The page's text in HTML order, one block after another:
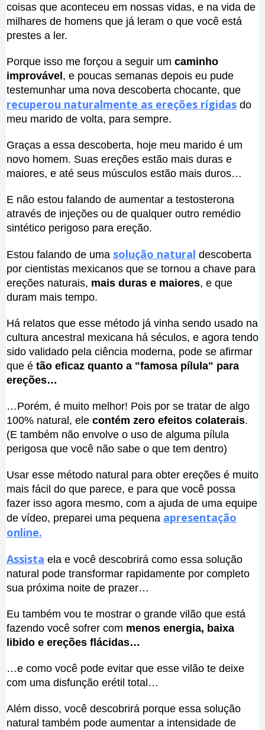
coisas que aconteceu em nossas vidas, e na vida de
milhares de homens que já leram o que você está
prestes a ler.
Porque isso me forçou a seguir um caminho
improvável , e poucas semanas depois eu pude
testemunhar uma nova descoberta chocante, que
recuperou naturalmente as ereções rígidas do
meu marido de volta, para sempre.
Graças a essa descoberta, hoje meu marido é um
novo homem. Suas ereções estão mais duras e
maiores, e até seus músculos estão mais duros…
E não estou falando de aumentar a testosterona
através de injeções ou de qualquer outro remédio
sintético perigoso para ereção.
Estou falando de uma solução natural descoberta
por cientistas mexicanos que se tornou a chave para
ereções naturais, mais duras e maiores, e que
duram mais tempo.
Há relatos que esse método já vinha sendo usado na
cultura ancestral mexicana há séculos, e agora tendo
sido validado pela ciência moderna, pode se afirmar
que é tão eficaz quanto a "famosa pílula" para
ereções…
…Porém, é muito melhor! Pois por se tratar de algo
100% natural, ele contém zero efeitos colaterais.
(E também não envolve o uso de alguma pílula
perigosa que você não sabe o que tem dentro)
Usar esse método natural para obter ereções é muito
mais fácil do que parece, e para que você possa
fazer isso agora mesmo, com a ajuda de uma equipe
de vídeo, preparei uma pequena apresentação
online.
Assista ela e você descobrirá como essa solução
natural pode transformar rapidamente por completo
sua próxima noite de prazer…
Eu também vou te mostrar o grande vilão que está
fazendo você sofrer com menos energia, baixa
libido e ereções flácidas…
…e como você pode evitar que esse vilão te deixe
com uma disfunção erétil total…
Além disso, você descobrirá porque essa solução
natural também pode aumentar a intensidade de